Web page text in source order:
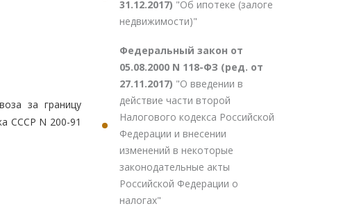
за границу
СССР N 200-91
31.12.2017) "Об ипотеке (залоге
недвижимости)"
Федеральный закон от
05.08.2000 N 118-ФЗ (ред. от
27.11.2017) "О введении в
действие части второй
Налогового кодекса Российской
Федерации и внесении
изменений в некоторые
законодательные акты
Российской Федерации о
налогах"